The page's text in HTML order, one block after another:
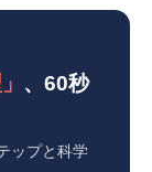
、60秒
ップと科学